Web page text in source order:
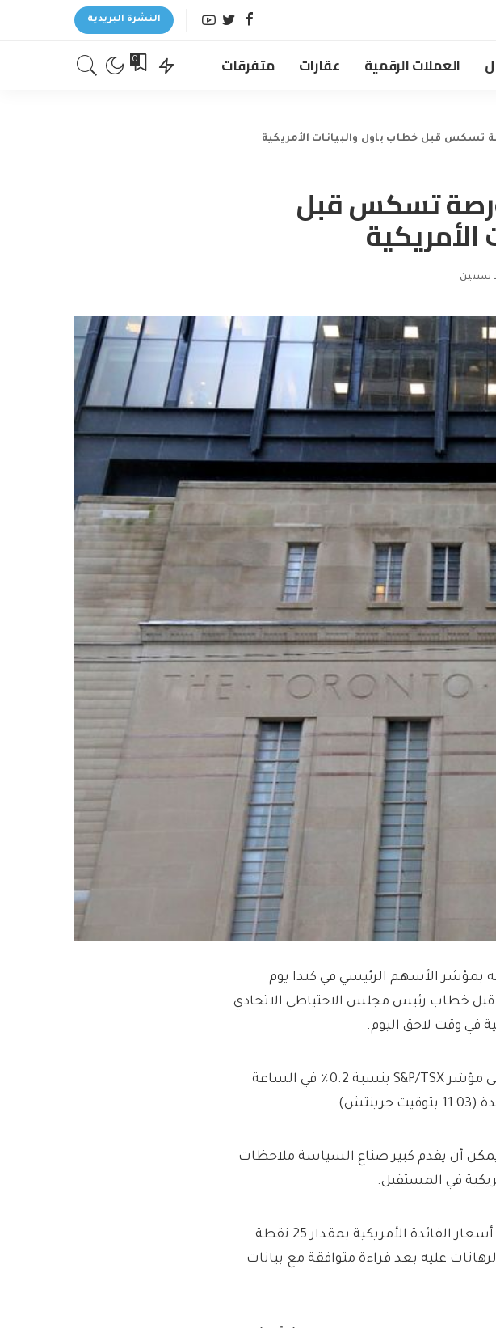
النشرة البريدية
العملات الرقمية عقارات متفرقات 0
تسكس قبل خطاب باول والبيانات الأمريكية
تسكس قبل
الأمريكية
سنتين
بمؤشر الأسهم الرئيسي في كندا يوم
قبل خطاب رئيس مجلس الاحتياطي الاتحادي
في وقت لاحق اليوم.
ارتفعت العقود الآجلة لشهر ديسمبر على مؤشر S&P/TSX بنسبة 0.2٪ في الساعة
أن يقدم كبير صناع السياسة ملاحظات
في المستقبل.
وتتوقع الأسواق على نطاق واسع خفض أسعار الفائدة الأمريكية بمقدار 25 نقطة
عليه بعد قراءة متوافقة مع بيانات